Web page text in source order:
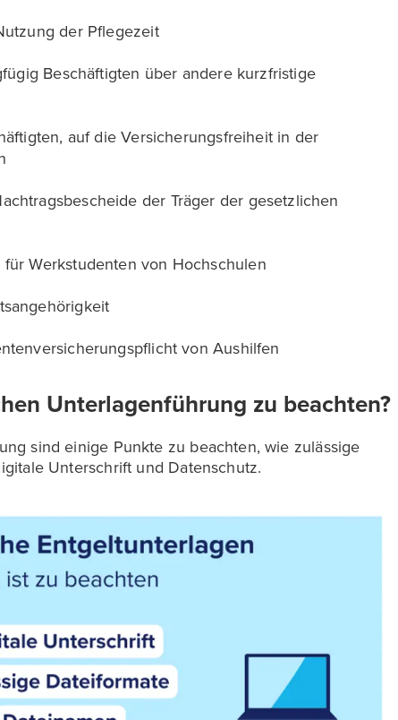
der Pflegezeit
Beschäftigten über andere kurzfristige
auf die Versicherungsfreiheit in der
der Träger der gesetzlichen
Werkstudenten von Hochschulen
von Aushilfen
Unterlagenführung zu beachten?
sind einige Punkte zu beachten, wie zulässige
Unterschrift und Datenschutz.